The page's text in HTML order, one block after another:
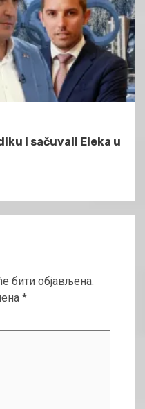
i sačuvali Eleka u
бити објављена.
*